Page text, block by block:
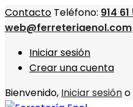
Contacto Teléfono: 914
web@ferreteriaenol.com
Iniciar sesión
Crear una cuenta
Bienvenido, Iniciar sesióno